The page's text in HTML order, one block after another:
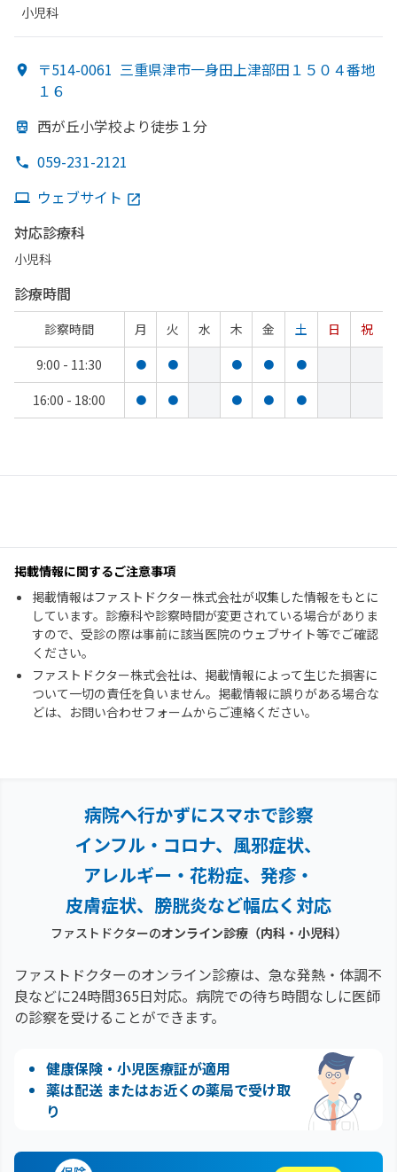
小児科
〒514-0061 三重県津市一身田上津部田１５０４番地
１６
西が丘小学校より徒歩１分
059-231-2121
ウェブサイト
対応診療科
小児科
診療時間
診察時間 月 火 水 木 金 土 日
祝
9:00 - 11:30
● ● ● ● ●
16:00 - 18:00 ● ● ● ● ●
掲載情報に関するご注意事項
掲載情報はファストドクター株式会社が収集した情報をもとに
しています。診療科や診察時間が変更されている場合がありま
すので、受診の際は事前に該当医院のウェブサイト等でご確認
ください。
ファストドクター株式会社は、掲載情報によって生じた損害に
ついて一切の責任を負いません。掲載情報に誤りがある場合な
どは、お問い合わせフォームからご連絡ください。
病院へ行かずにスマホで診察
インフル・コロナ、風邪症状、
アレルギー・花粉症、 発疹・
皮膚症状、膀胱炎など幅広く対応
ファストドクターのオンライン診療（内科・小児科）
ファストドクターのオンライン診療は、急な発熱・体調不
良などに24時間365日対応。 病院での待ち時間なしに医師
の診察を受けることができます。
健康保険・小児医療証が適用
薬は配送 またはお近くの薬局で受け取
り